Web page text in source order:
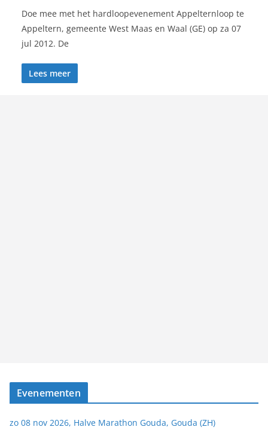
Doe mee met het hardloopevenement Appelternloop te
Appeltern, gemeente West Maas en Waal (GE) op za 07
jul 2012. De
Lees meer
Evenementen
zo 08 nov 2026, Halve Marathon Gouda, Gouda (ZH)